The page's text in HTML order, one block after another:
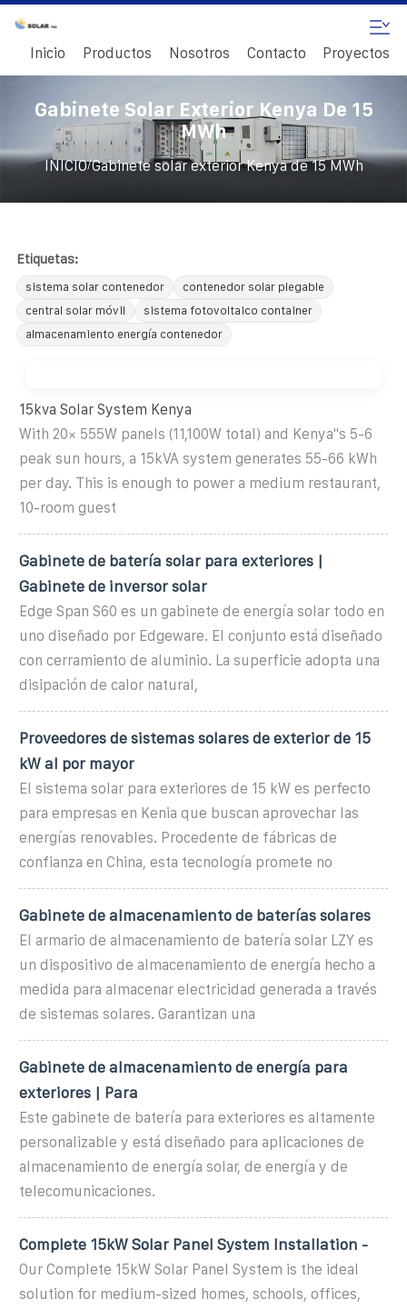
Inicio Productos Nosotros Contacto Proyectos
Gabinete Solar Exterior Kenya De 15
MWh
INICIO/Gabinete solar exterior Kenya de 15 MWh
Etiquetas:
sistema solar contenedor
contenedor solar plegable
central solar móvil
sistema fotovoltaico container
almacenamiento energía contenedor
15kva Solar System Kenya
With 20× 555W panels (11,100W total) and Kenya''s 5-6
peak sun hours, a 15kVA system generates 55-66 kWh
per day. This is enough to power a medium restaurant,
10-room guest
Gabinete de batería solar para exteriores |
Gabinete de inversor solar
Edge Span S60 es un gabinete de energía solar todo en
uno diseñado por Edgeware. El conjunto está diseñado
con cerramiento de aluminio. La superficie adopta una
disipación de calor natural,
Proveedores de sistemas solares de exterior de 15
kW al por mayor
El sistema solar para exteriores de 15 kW es perfecto
para empresas en Kenia que buscan aprovechar las
energías renovables. Procedente de fábricas de
confianza en China, esta tecnología promete no
Gabinete de almacenamiento de baterías solares
El armario de almacenamiento de batería solar LZY es
un dispositivo de almacenamiento de energía hecho a
medida para almacenar electricidad generada a través
de sistemas solares. Garantizan una
Gabinete de almacenamiento de energía para
exteriores | Para
Este gabinete de batería para exteriores es altamente
personalizable y está diseñado para aplicaciones de
almacenamiento de energía solar, de energía y de
telecomunicaciones.
Complete 15kW Solar Panel System Installation -
Our Complete 15kW Solar Panel System is the ideal
solution for medium-sized homes, schools, offices,